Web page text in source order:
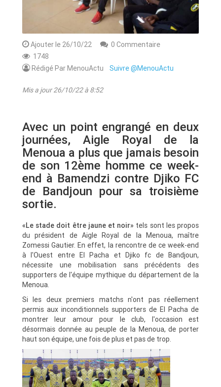
PLUSAjouter le 26/10/22
0 Commentaire
1748
Rédigé Par MenouActu Suivre @MenouActu
Mis a jour 26/10/22 à 8:52
Avec un point engrangé en deux
journées, Aigle Royal de la
Menoua a plus que jamais besoin
de son 12ème homme ce week-
end à Bamendzi contre Djiko FC
de Bandjoun pour sa troisième
sortie.
«Le stade doit être jaune et noir» tels sont les propos
du président de Aigle Royal de la Menoua, maître
Zomessi Gautier. En effet, la rencontre de ce week-end
à l'Ouest entre El Pacha et Djiko fc de Bandjoun,
nécessite une mobilisation sans précédents des
supporters de l'équipe mythique du département de la
Menoua.
Si les deux premiers matchs n'ont pas réellement
permis aux inconditionnels supporters de El Pacha de
montrer leur amour pour le club, l'occasion est
désormais donnée au peuple de la Menoua, de porter
haut son équipe, une fois de plus et pas de trop.